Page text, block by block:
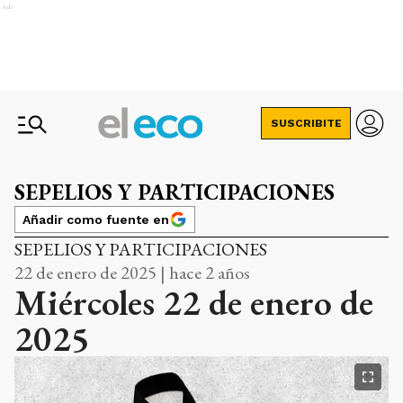
Ads
SUSCRIBITE
SEPELIOS Y PARTICIPACIONES
Añadir como fuente en
SEPELIOS Y PARTICIPACIONES
22 de enero de 2025 | hace 2 años
Miércoles 22 de enero de
2025